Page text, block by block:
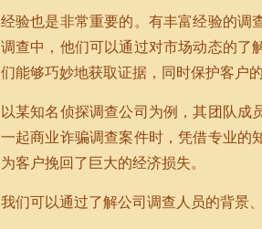
经验也是非常重要的。有丰富经验的调
调查中，他们可以通过对市场动态的了
们能够巧妙地获取证据，同时保护客户的
以某知名侦探调查公司为例，其团队
一起商业诈骗调查案件时，凭借专业的
为客户挽回了巨大的经济损失。
我们可以通过了解公司调查人员的背景